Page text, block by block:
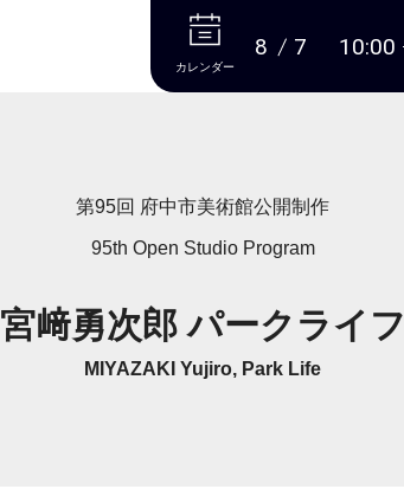
本文へ
カレンダー
8 7 10:00
第95回 府中市美術館公開制作
95th Open Studio Program
宮﨑勇次郎 パークライフ
MIYAZAKI Yujiro, Park Life